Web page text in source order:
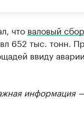
что валовый
652 тыс. тонн.
ввиду
информация